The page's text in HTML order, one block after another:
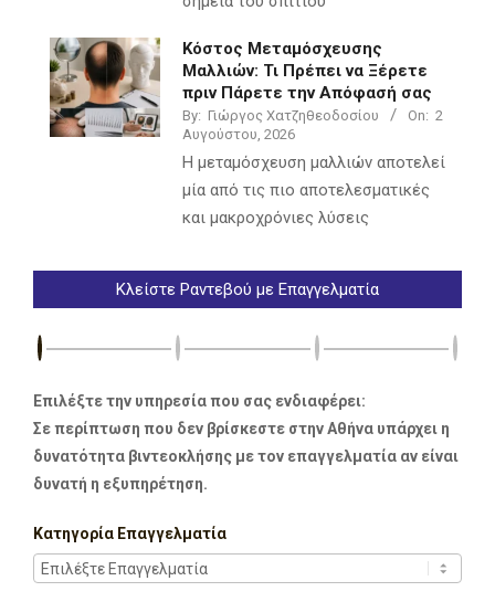
Κόστος Μεταμόσχευσης
Μαλλιών: Τι Πρέπει να Ξέρετε
πριν Πάρετε την Απόφασή σας
By: Γιώργος Χατζηθεοδοσίου On: 2
Αυγούστου, 2026
Η μεταμόσχευση μαλλιών αποτελεί
μία από τις πιο αποτελεσματικές
και μακροχρόνιες λύσεις
Κλείστε Ραντεβού με Επαγγελματία
Επιλέξτε την υπηρεσία που σας ενδιαφέρει:
Σε περίπτωση που δεν βρίσκεστε στην Αθήνα υπάρχει η
δυνατότητα βιντεοκλήσης με τον επαγγελματία αν είναι
δυνατή η εξυπηρέτηση.
Κατηγορία Επαγγελματία